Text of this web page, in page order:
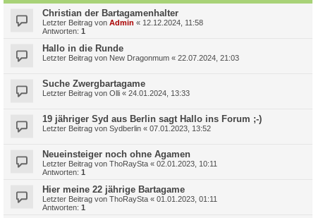
Christian der Bartagamenhalter
Letzter Beitrag von Admin « 12.12.2024, 11:58
Antworten: 1
Hallo in die Runde
Letzter Beitrag von New Dragonmum « 22.07.2024, 21:03
Suche Zwergbartagame
Letzter Beitrag von Olli « 24.01.2024, 13:33
19 jähriger Syd aus Berlin sagt Hallo ins Forum ;-)
Letzter Beitrag von Sydberlin « 07.01.2023, 13:52
Neueinsteiger noch ohne Agamen
Letzter Beitrag von ThoRaySta « 02.01.2023, 10:11
Antworten: 1
Hier meine 22 jährige Bartagame
Letzter Beitrag von ThoRaySta « 01.01.2023, 01:11
Antworten: 1